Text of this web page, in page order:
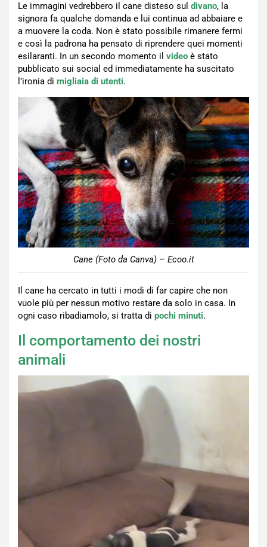
Le immagini vedrebbero il cane disteso sul divano, la
signora fa qualche domanda e lui continua ad abbaiare e
a muovere la coda. Non è stato possibile rimanere fermi
e così la padrona ha pensato di riprendere quei momenti
esilaranti. In un secondo momento il video è stato
pubblicato sui social ed immediatamente ha suscitato
l’ironia di migliaia di utenti.
Cane (Foto da Canva) – Ecoo.it
Il cane ha cercato in tutti i modi di far capire che non
vuole più per nessun motivo restare da solo in casa. In
ogni caso ribadiamolo, si tratta di pochi minuti.
Il comportamento dei nostri
animali
Player